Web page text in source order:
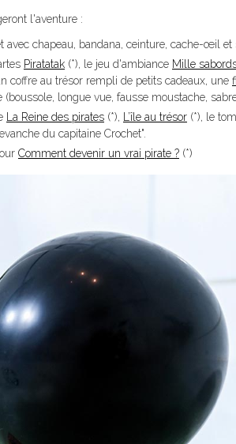
l'aventure :
chapeau, bandana, ceinture, cache-œil et
Piratatak (*), le jeu d'ambiance Mille
coffre au trésor rempli de petits cadeaux, une
longue vue, fausse moustache,
La Reine des pirates (*), L’île au trésor (*), le
du capitaine Crochet".
Comment devenir un vrai pirate ? (*)